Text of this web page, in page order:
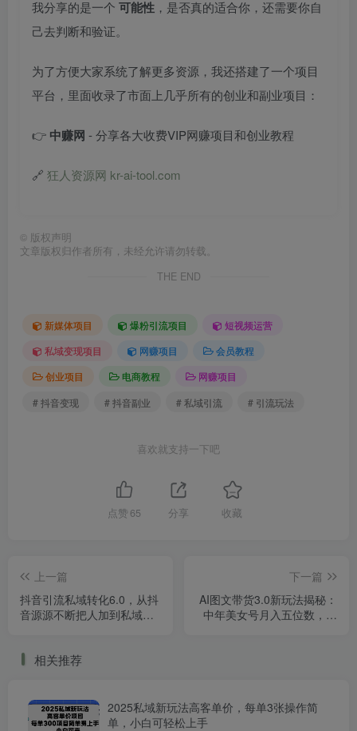
我分享的是一个 可能性 ，是否真的适合你，还需要你自
己去判断和验证。
为了方便大家系统了解更多资源，我还搭建了一个项目
平台，里面收录了市面上几乎所有的创业和副业项目：
👉 中赚网 - 分享各大收费VIP网赚项目和创业教程
🔗 狂人资源网 kr-ai-tool.com
© 版权声明
文章版权归作者所有，未经允许请勿转载。
THE END
新媒体项目 爆粉引流项目
短视频运营
私域变现项目
网赚项目
会员教程
创业项目
电商教程
网赚项目
# 抖音变现
# 抖音副业 # 私域引流 # 引流玩法
喜欢就支持一下吧
点赞 65 分享 收藏
上一篇
抖音引流私域转化6.0，从抖
音源源不断把人加到私域，
下一篇
AI图文带货3.0新玩法揭秘：
中年美女号月入五位数，全
相关推荐
2025私域新玩法高客单价，每单3张操作简
单，小白可轻松上手